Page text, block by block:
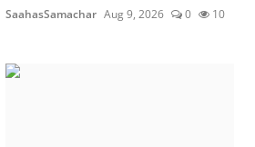
SaahasSamachar Aug 9, 2026 0 10